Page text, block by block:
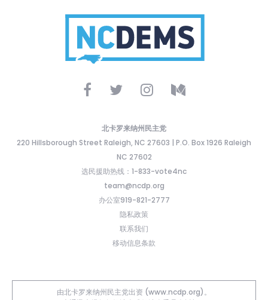
北卡罗来纳州民主党
220 Hillsborough Street Raleigh, NC 27603 | P.O. Box 1926 Raleigh
NC 27602
选民援助热线：1-833-vote4nc
team@ncdp.org
办公室919-821-2777
隐私政策
联系我们
移动信息条款
由北卡罗来纳州民主党出资 (www.ncdp.org)。